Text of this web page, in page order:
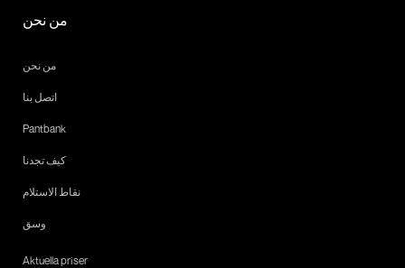
من نحن
من نحن
اتصل بنا
Pantbank
كيف تجدنا
نقاط الاستلام
وسق
Aktuella priser